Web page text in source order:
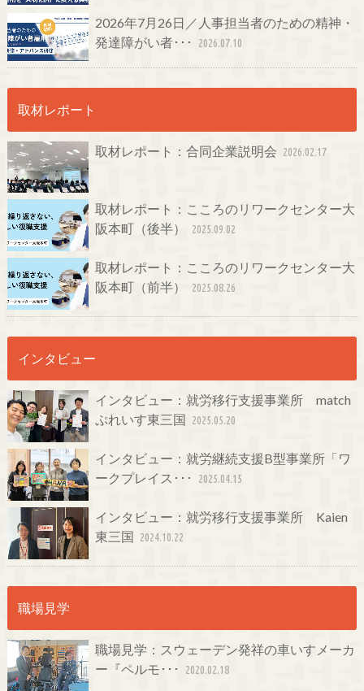
2026年7月26日／人事担当者のための精神・
発達障がい者･･･
2026.07.10
取材レポート
取材レポート：合同企業説明会 2026.02.17
取材レポート：こころのリワークセンター大
阪本町（後半）
2025.09.02
取材レポート：こころのリワークセンター大
阪本町（前半）
2025.08.26
インタビュー
インタビュー：就労移行支援事業所 match
ぷれいす東三国 2025.05.20
インタビュー：就労継続支援B型事業所「ワ
ークプレイス･･･
2025.04.15
インタビュー：就労移行支援事業所 Kaien
東三国 2024.10.22
職場見学
職場見学：スウェーデン発祥の車いすメーカ
ー『ペルモ･･･
2020.02.18